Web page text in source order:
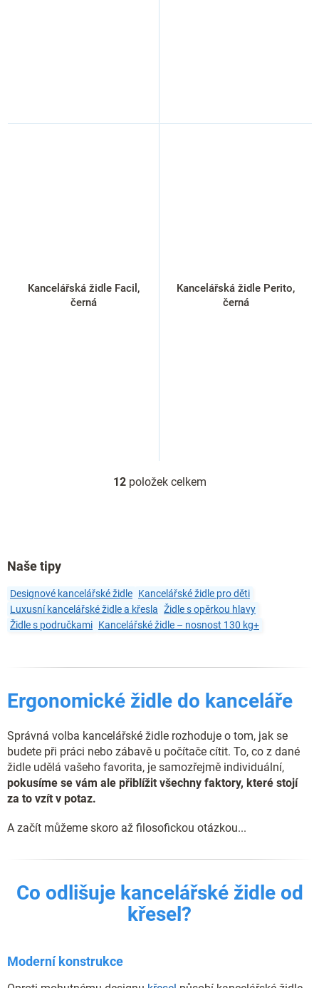
Kancelářská židle Facil,
černá
Kancelářská židle Perito,
černá
O
p
v
v
p
i
u
12položek celkem
Naše tipy
Designové kancelářské židle Kancelářské židle pro děti
Luxusní kancelářské židle a křesla Židle s opěrkou hlavy
Židle s područkami Kancelářské židle – nosnost 130 kg+
Ergonomické židle do kanceláře
Správná volba kancelářské židle rozhoduje o tom, jak se
budete při práci nebo zábavě u počítače cítit. To, co z dané
židle udělá vašeho favorita, je samozřejmě individuální,
pokusíme se vám ale přiblížit všechny faktory, které stojí
za to vzít v potaz.
A začít můžeme skoro až filosofickou otázkou...
Co odlišuje kancelářské židle od
křesel?
Moderní konstrukce